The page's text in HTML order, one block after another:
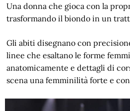
Una donna che gioca con la
trasformando il biondo in un
Gli abiti disegnano con
linee che esaltano le forme
anatomicamente e dettagli di
scena una femminilità forte e